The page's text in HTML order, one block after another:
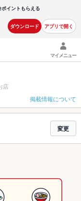
イントもらえる
ダウンロード アプリで開く
マイメニュー
店
掲載情報について
変更